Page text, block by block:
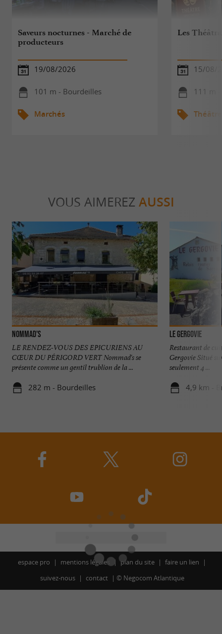
Saveurs nocturnes - Marché de
producteurs
19/08/2026
101 m - Bourdeilles
Marchés
Les
15/08/
111 m
Théâtre
VOUS AIMEREZ AUSSI
Nommad's
LE RENDEZ-VOUS DES EPICURIENS AU
CŒUR DU PÉRIGORD VERT Nommad's se
présente comme un gentil trublion de la ...
282 m - Bourdeilles
Le Gergovie
Restaurant de
Gergovie Situé
seulement 4 ...
4,9 km -
espace pro mentions légales plan du site
faire un lien
suivez-nous
contact © Negocom Atlantique